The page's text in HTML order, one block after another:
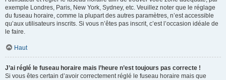
exemple Londres, Paris, New York, Sydney, etc. Veuillez noter que le réglage
du fuseau horaire, comme la plupart des autres paramètres, n’est accessible
qu’aux utilisateurs inscrits. Si vous n’êtes pas inscrit, c’est l’occasion idéale de
le faire.
Haut
J’ai réglé le fuseau horaire mais l’heure n’est toujours pas correcte !
Si vous êtes certain d’avoir correctement réglé le fuseau horaire mais que